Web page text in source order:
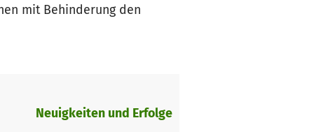
mit Behinderung den
Neuigkeiten und Erfolge